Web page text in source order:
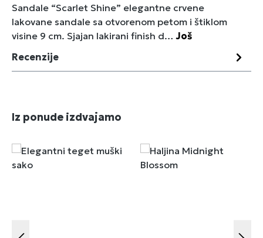
Sandale “Scarlet Shine” elegantne crvene
lakovane sandale sa otvorenom petom i štiklom
visine 9 cm. Sjajan lakirani finish d…Još
Recenzije
Preskoči galeriju proizvoda
Iz ponude izdvajamo